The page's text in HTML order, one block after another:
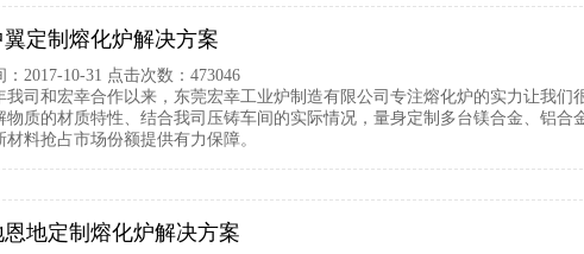
定制熔化炉解决方案
：2017-10-31 点击次数：473046
我司和宏幸合作以来，东莞宏幸工业炉制造有限公司专注熔化炉的实力让我们
物质的材质特性、结合我司压铸车间的实际情况，量身定制多台镁合金、铝合
材料抢占市场份额提供有力保障。
地定制熔化炉解决方案